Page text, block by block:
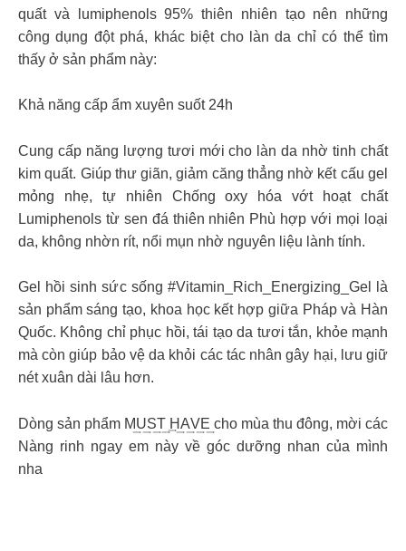
quất và lumiphenols 95% thiên nhiên tạo nên những
công dụng đột phá, khác biệt cho làn da chỉ có thể tìm
thấy ở sản phẩm này:
Khả năng cấp ẩm xuyên suốt 24h
Cung cấp năng lượng tươi mới cho làn da nhờ tinh chất
kim quất. Giúp thư giãn, giảm căng thẳng nhờ kết cấu gel
mỏng nhẹ, tự nhiên Chống oxy hóa vớt hoạt chất
Lumiphenols từ sen đá thiên nhiên Phù hợp với mọi loại
da, không nhờn rít, nổi mụn nhờ nguyên liệu lành tính.
Gel hồi sinh sức sống #Vitamin_Rich_Energizing_Gel là
sản phẩm sáng tạo, khoa học kết hợp giữa Pháp và Hàn
Quốc. Không chỉ phục hồi, tái tạo da tươi tắn, khỏe mạnh
mà còn giúp bảo vệ da khỏi các tác nhân gây hại, lưu giữ
nét xuân dài lâu hơn.
Dòng sản phẩm M͢U͢S͢T͢ ͢H͢A͢V͢E͢ cho mùa thu đông, mời các
Nàng rinh ngay em này về góc dưỡng nhan của mình
nha